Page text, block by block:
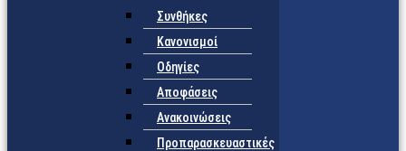
Συνθήκες
Κανονισμοί
Οδηγίες
Αποφάσεις
Ανακοινώσεις
Προπαρασκευαστικές